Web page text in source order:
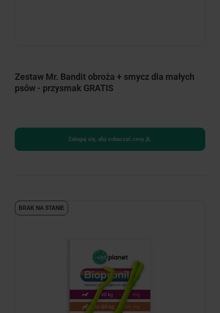
Zestaw Mr. Bandit obroża + smycz dla małych
psów - przysmak GRATIS
Zaloguj się, aby zobaczyć ceny
BRAK NA STANIE